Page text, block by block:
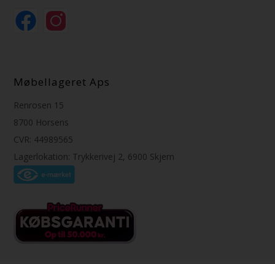
Møbellageret Aps
Renrosen 15
8700 Horsens
CVR: 44989565
Lagerlokation: Trykkerivej 2, 6900 Skjern